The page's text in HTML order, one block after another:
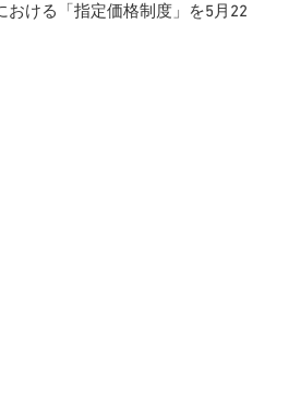
おける「指定価格制度」を5月22